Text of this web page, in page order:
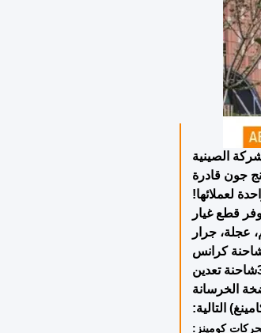
الصينية
جون قادرة
لعملائها!
قطع غيار
التالية:
كومينز: